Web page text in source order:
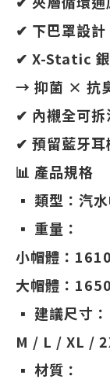
✔ 下巴罩設計
✔ X-Static
→ 抑菌 × 抗
✔ 內襯全可拆
✔ 預留藍牙耳
📊 產品規格
▪ 類型：汽
▪ 重量：
小帽體：
大帽體：
▪ 建議尺寸：
M / L / XL /
▪ 材質：